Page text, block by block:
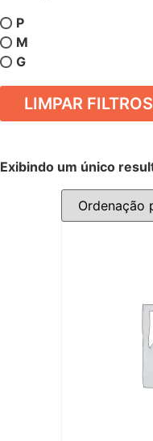
P
M
G
LIMPAR FILTROS
Exibindo um único